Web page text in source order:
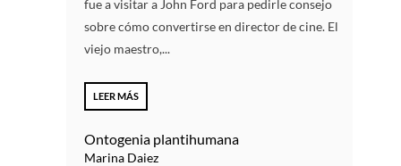
fue a visitar a John Ford para pedirle consejo
sobre cómo convertirse en director de cine. El
viejo maestro,...
LEER MÁS
Ontogenia plantihumana
Marina Daiez